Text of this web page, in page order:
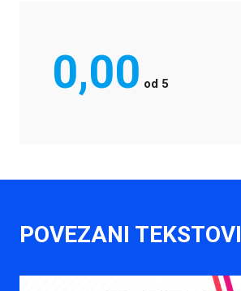
0,00 od 5
POVEZANI TEKSTOVI